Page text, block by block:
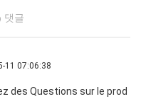
댓글
11 07:06:38
des Questions sur le prod